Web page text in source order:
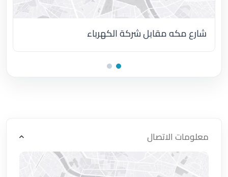
شارع مكه مقابل شركة الكهرباء
معلومات الاتصال